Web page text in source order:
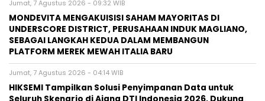
Jumat, 7 Agustus 2026 - 09:32 WIB
MONDEVITA MENGAKUISISI SAHAM MAYORITAS DI
UNDERSCORE DISTRICT, PERUSAHAAN INDUK MAGLIANO,
SEBAGAI LANGKAH KEDUA DALAM MEMBANGUN
PLATFORM MEREK MEWAH ITALIA BARU
Jumat, 7 Agustus 2026 - 04:14 WIB
HIKSEMI Tampilkan Solusi Penyimpanan Data untuk